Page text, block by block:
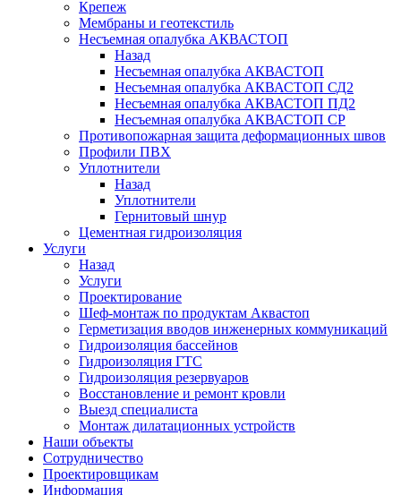
Крепеж
Мембраны и геотекстиль
Несъемная опалубка АКВАСТОП
Назад
Несъемная опалубка АКВАСТОП
Несъемная опалубка АКВАСТОП СД2
Несъемная опалубка АКВАСТОП ПД2
Несъемная опалубка АКВАСТОП СР
Противопожарная защита деформационных швов
Профили ПВХ
Уплотнители
Назад
Уплотнители
Гернитовый шнур
Цементная гидроизоляция
Услуги
Назад
Услуги
Проектирование
Шеф-монтаж по продуктам Аквастоп
Герметизация вводов инженерных коммуникаций
Гидроизоляция бассейнов
Гидроизоляция ГТС
Гидроизоляция резервуаров
Восстановление и ремонт кровли
Выезд специалиста
Монтаж дилатационных устройств
Наши объекты
Сотрудничество
Проектировщикам
Информация